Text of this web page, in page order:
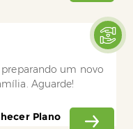
um novo
Aguarde!
Plano